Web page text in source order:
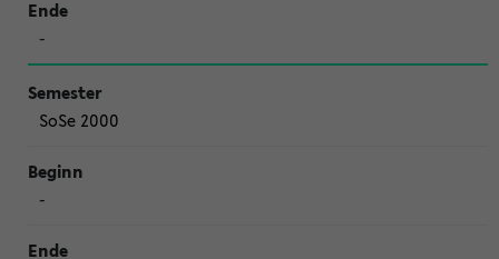
-
SoSe 2000
-